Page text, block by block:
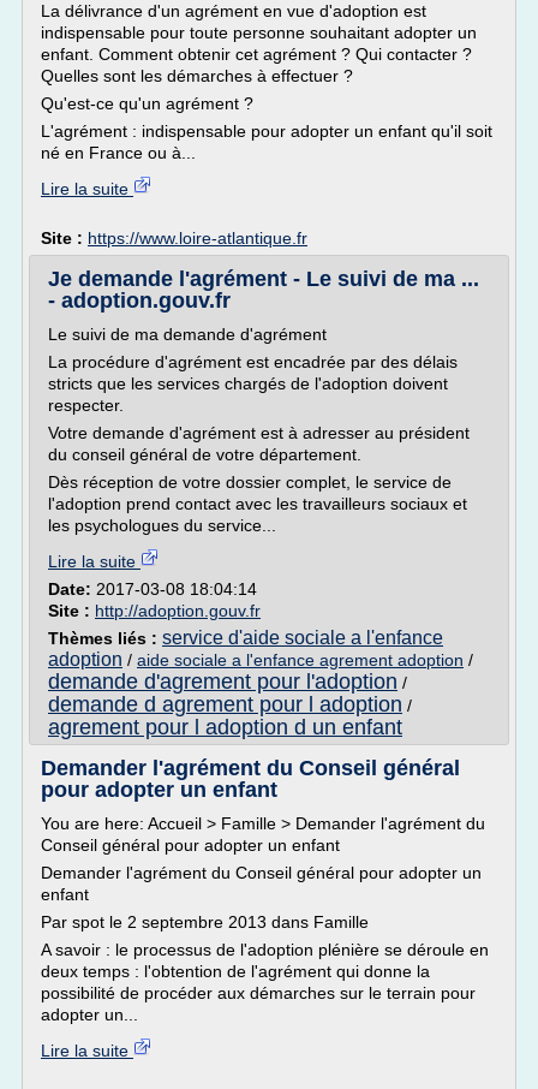
La délivrance d'un agrément en vue d'adoption est
indispensable pour toute personne souhaitant adopter un
enfant. Comment obtenir cet agrément ? Qui contacter ?
Quelles sont les démarches à effectuer ?
Qu'est-ce qu'un agrément ?
L'agrément : indispensable pour adopter un enfant qu'il soit
né en France ou à...
Lire la suite
Site : https://www.loire-atlantique.fr
Je demande l'agrément - Le suivi de ma ...
- adoption.gouv.fr
Le suivi de ma demande d'agrément
La procédure d'agrément est encadrée par des délais
stricts que les services chargés de l'adoption doivent
respecter.
Votre demande d'agrément est à adresser au président
du conseil général de votre département.
Dès réception de votre dossier complet, le service de
l'adoption prend contact avec les travailleurs sociaux et
les psychologues du service...
Lire la suite
Date: 2017-03-08 18:04:14
Site : http://adoption.gouv.fr
Thèmes liés : service d'aide sociale a l'enfance
adoption / aide sociale a l'enfance agrement adoption /
demande d'agrement pour l'adoption /
demande d agrement pour l adoption /
agrement pour l adoption d un enfant
Demander l'agrément du Conseil général
pour adopter un enfant
You are here: Accueil > Famille > Demander l'agrément du
Conseil général pour adopter un enfant
Demander l'agrément du Conseil général pour adopter un
enfant
Par spot le 2 septembre 2013 dans Famille
A savoir : le processus de l'adoption plénière se déroule en
deux temps : l'obtention de l'agrément qui donne la
possibilité de procéder aux démarches sur le terrain pour
adopter un...
Lire la suite